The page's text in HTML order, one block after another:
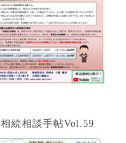
相続相談手帖Vol.59